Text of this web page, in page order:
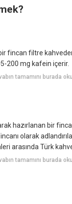
fincan filtre
200 mg kafein içerir.
tamamını burada
hazırlanan bir
olarak
arasında Türk
tamamını burada